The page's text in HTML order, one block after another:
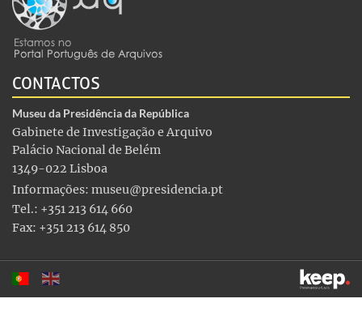
CONTACTOS
Museu da Presidência da República
Gabinete de Investigação e Arquivo
Palácio Nacional de Belém
1349-022 Lisboa
Informações: museu@presidencia.pt
Tel.: +351 213 614 660
Fax: +351 213 614 850